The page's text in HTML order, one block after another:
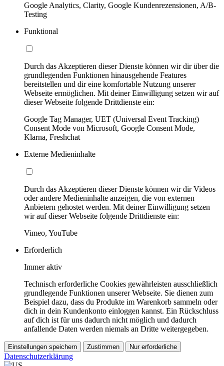
Google Analytics, Clarity, Google Kundenrezensionen, A/B-
Testing
Funktional
Durch das Akzeptieren dieser Dienste können wir dir über die
grundlegenden Funktionen hinausgehende Features
bereitstellen und dir eine komfortable Nutzung unserer
Webseite ermöglichen. Mit deiner Einwilligung setzen wir auf
dieser Webseite folgende Drittdienste ein:
Google Tag Manager, UET (Universal Event Tracking)
Consent Mode von Microsoft, Google Consent Mode,
Klarna, Freshchat
Externe Medieninhalte
Durch das Akzeptieren dieser Dienste können wir dir Videos
oder andere Medieninhalte anzeigen, die von externen
Anbietern gehostet werden. Mit deiner Einwilligung setzen
wir auf dieser Webseite folgende Drittdienste ein:
Vimeo, YouTube
Erforderlich
Immer aktiv
Technisch erforderliche Cookies gewährleisten ausschließlich
grundlegende Funktionen unserer Webseite. Sie dienen zum
Beispiel dazu, dass du Produkte im Warenkorb sammeln oder
dich in dein Kundenkonto einloggen kannst. Ein Rückschluss
auf dich ist für uns dadurch nicht möglich und dadurch
anfallende Daten werden niemals an Dritte weitergegeben.
Einstellungen speichern Zustimmen Nur erforderliche
Datenschutzerklärung